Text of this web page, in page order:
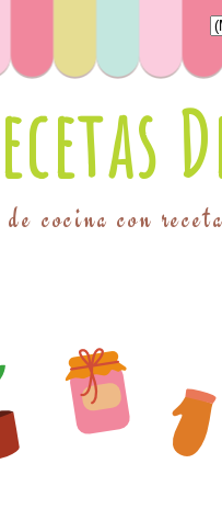
cocina con